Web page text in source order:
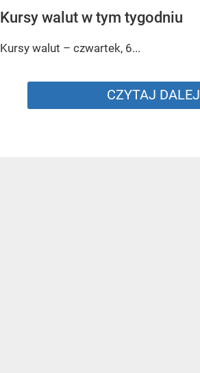
Kursy walut w tym tygodniu
Kursy walut – czwartek, 6...
CZYTAJ DALEJ